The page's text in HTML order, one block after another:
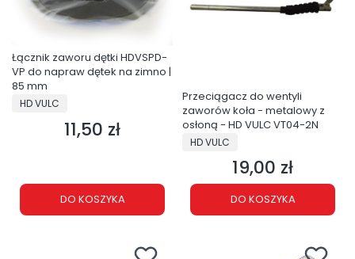
Łącznik zaworu dętki HDVSPD-
VP do napraw dętek na zimno |
85 mm
PRODUCENT
HD VULC
Cena
11,50 zł
DO KOSZYKA
Przeciągacz do wentyli
zaworów koła - metalowy z
osłoną - HD VULC VT04-2N
PRODUCENT
HD VULC
Cena
19,00 zł
DO KOSZYKA